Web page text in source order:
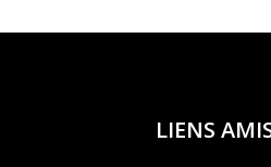
LIENS